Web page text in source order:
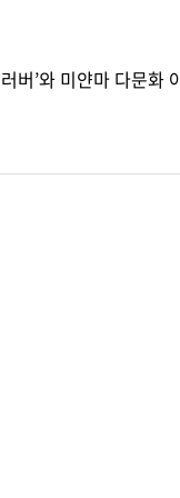
버’와 미얀마 다문화